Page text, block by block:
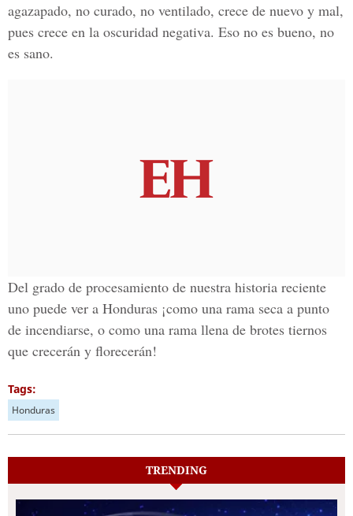
agazapado, no curado, no ventilado, crece de nuevo y mal,
pues crece en la oscuridad negativa. Eso no es bueno, no
es sano.
Del grado de procesamiento de nuestra historia reciente
uno puede ver a Honduras ¡como una rama seca a punto
de incendiarse, o como una rama llena de brotes tiernos
que crecerán y florecerán!
Tags:
Honduras
TRENDING